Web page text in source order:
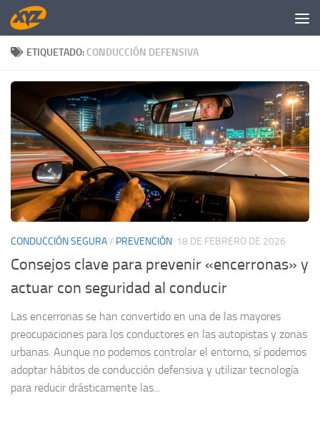
Saltar al contenido
ETIQUETADO: CONDUCCIÓN DEFENSIVA
CONDUCCIÓN SEGURA/ PREVENCIÓN 18 DE FEBRERO DE 2026
Consejos clave para prevenir «encerronas» y
actuar con seguridad al conducir
Las encerronas se han convertido en una de las mayores
preocupaciones para los conductores en las autopistas y zonas
urbanas. Aunque no podemos controlar el entorno, sí podemos
adoptar hábitos de conducción defensiva y utilizar tecnología
para reducir drásticamente las...